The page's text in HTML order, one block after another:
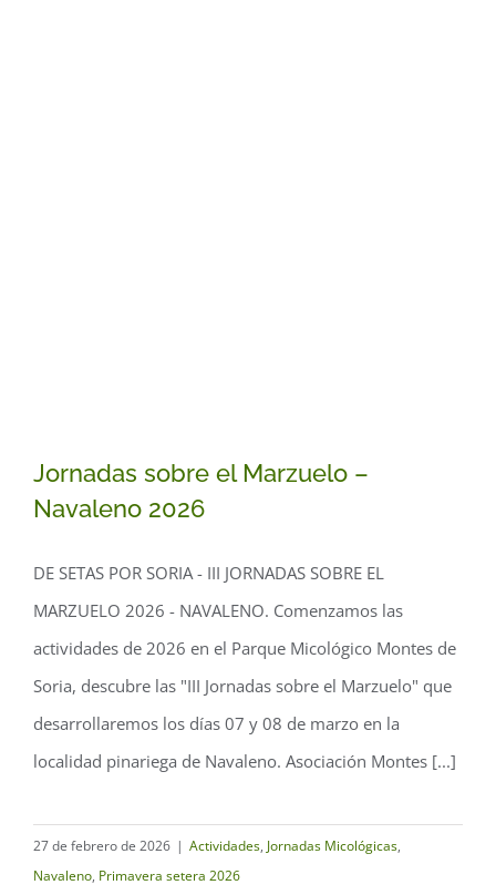
Jornadas sobre el Marzuelo –
Navaleno 2026
Jornadas sobre el Marzuelo –
Navaleno 2026
DE SETAS POR SORIA - III JORNADAS SOBRE EL
MARZUELO 2026 - NAVALENO. Comenzamos las
actividades de 2026 en el Parque Micológico Montes de
Soria, descubre las "III Jornadas sobre el Marzuelo" que
desarrollaremos los días 07 y 08 de marzo en la
localidad pinariega de Navaleno. Asociación Montes [...]
27 de febrero de 2026 | Actividades, Jornadas Micológicas,
Navaleno, Primavera setera 2026